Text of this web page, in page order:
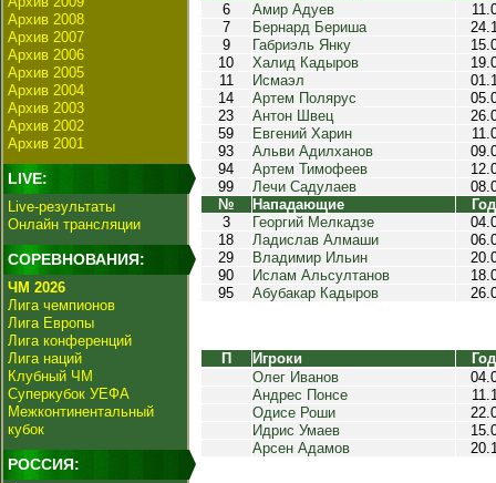
Архив 2008
Архив 2007
Архив 2006
Архив 2005
Архив 2004
Архив 2003
Архив 2002
Архив 2001
LIVE:
Live-результаты
Онлайн трансляции
СОРЕВНОВАНИЯ:
ЧМ 2026
Лига чемпионов
Лига Европы
Лига конференций
Лига наций
Клубный ЧМ
Суперкубок УЕФА
Межконтинентальный
кубок
РОССИЯ:
6
Амир Адуев
7
Бернард Бериша
9
Габриэль Янку
10
Халид Кадыров
11
Исмаэл
14
Артем Полярус
23
Антон Швец
59
Евгений Харин
93
Альви Адилханов
94
Артем Тимофеев
99
Лечи Садулаев
№
Нападающие
3
Георгий Мелкадзе
18
Ладислав Алмаши
29
Владимир Ильин
90
Ислам Альсултанов
95
Абубакар Кадыров
П Игроки
Олег Иванов
Андрес Понсе
Одисе Роши
Идрис Умаев
Арсен Адамов